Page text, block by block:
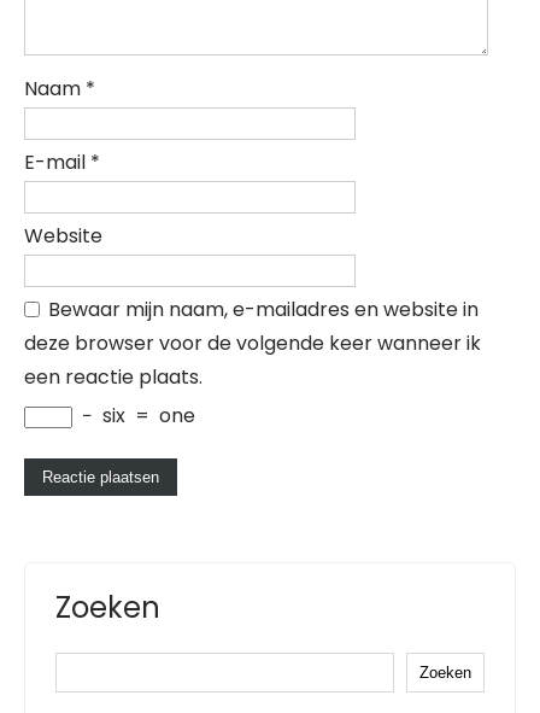
Naam *
E-mail *
Website
Bewaar mijn naam, e-mailadres en website in
deze browser voor de volgende keer wanneer ik
een reactie plaats.
− six = one
Zoeken
Zoeken